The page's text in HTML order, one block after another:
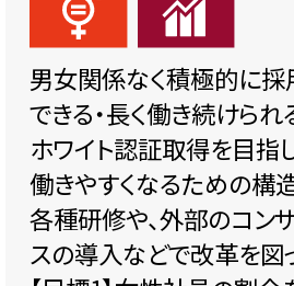
男女関係なく積極的に採
できる・長く働き続けられ
ホワイト認証取得を目指
働きやすくなるための構
各種研修や、外部のコン
スの導入などで改革を図